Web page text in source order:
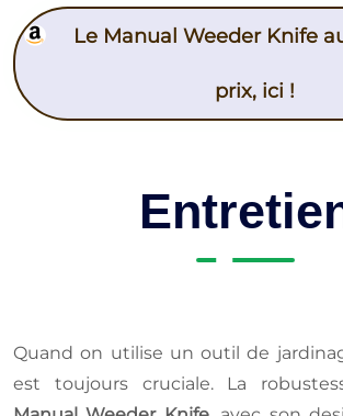
Le Manual Weeder Knife
prix, ici !
Quand on utilise un outil de
est toujours cruciale. La